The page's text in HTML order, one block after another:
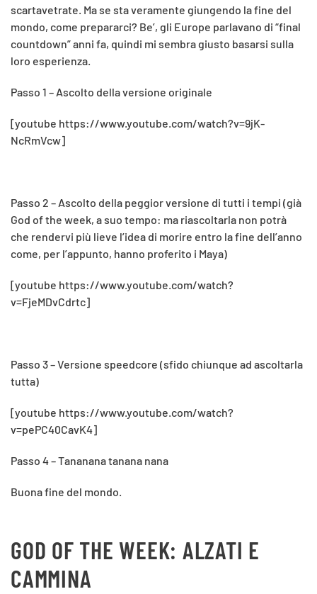
scartavetrate. Ma se sta veramente giungendo la fine del
mondo, come prepararci? Be’, gli Europe parlavano di “final
countdown” anni fa, quindi mi sembra giusto basarsi sulla
loro esperienza.
Passo 1 – Ascolto della versione originale
[youtube https://www.youtube.com/watch?v=9jK-
NcRmVcw]
Passo 2 – Ascolto della peggior versione di tutti i tempi (già
God of the week, a suo tempo: ma riascoltarla non potrà
che rendervi più lieve l’idea di morire entro la fine dell’anno
come, per l’appunto, hanno proferito i Maya)
[youtube https://www.youtube.com/watch?
v=FjeMDvCdrtc]
Passo 3 – Versione speedcore (sfido chiunque ad ascoltarla
tutta)
[youtube https://www.youtube.com/watch?
v=pePC40CavK4]
Passo 4 – Tananana tanana nana
Buona fine del mondo.
GOD OF THE WEEK: ALZATI E
CAMMINA